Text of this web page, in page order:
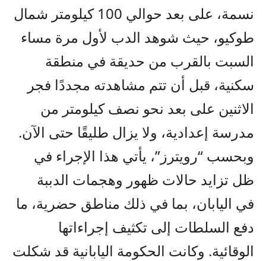
نسمة، على بعد حوالي 100 كيلومتر شمال
طوكيو، حيث شوهد الدب لأول مرة مساء
السبت بالقرب من حديقة في منطقة
سكنية، قبل أن تتم مشاهدته مجددًا فجر
الاثنين على بعد نحو نصف كيلومتر من
مدرسة إعدادية، ولا يزال طليقًا حتى الآن.
وبحسب “رويترز”، يأتي هذا الإجراء في
ظل تزايد حالات ظهور وهجمات الدببة
في اليابان، بما في ذلك مناطق حضرية، ما
دفع السلطات إلى تكثيف إجراءاتها
الوقائية. وكانت الحكومة اليابانية قد شكلت